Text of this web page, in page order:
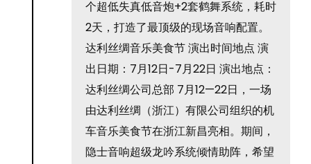
个超低失真低音炮+2套鹤舞系统，耗时
2天，打造了最顶级的现场音响配置。
达利丝绸音乐美食节 演出时间地点 演
出日期：7月12日-7月22日 演出地点：
达利丝绸公司总部 7月12—22日，一场
由达利丝绸（浙江）有限公司组织的机
车音乐美食节在浙江新昌亮相。期间，
隐士音响超级龙吟系统倾情助阵，希望